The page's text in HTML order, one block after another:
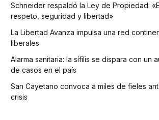
Schneider respaldó la Ley de Propiedad:
respeto, seguridad y libertad»
La Libertad Avanza impulsa una red
liberales
Alarma sanitaria: la sífilis se dispara con un
de casos en el país
San Cayetano convoca a miles de fieles
crisis